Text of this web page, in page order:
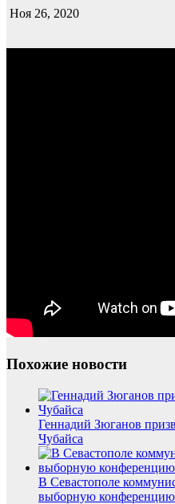
Ноя 26, 2020
Похожие новости
Геннадий Зюганов
Чубайса
В Севастополе
выборную конференцию